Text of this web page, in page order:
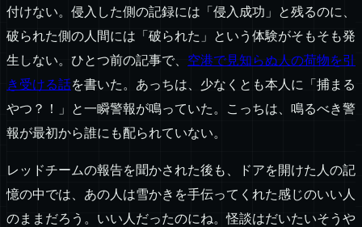
付けない。侵入した側の記録には「侵入成功」と残るのに、
破られた側の人間には「破られた」という体験がそもそも発
生しない。ひとつ前の記事で、 空港で見知らぬ人の荷物を引
き受ける話を書いた。あっちは、少なくとも本人に「捕まる
やつ？！」と一瞬警報が鳴っていた。こっちは、鳴るべき警
報が最初から誰にも配られていない。
レッドチームの報告を聞かされた後も、ドアを開けた人の記
憶の中では、あの人は雪かきを手伝ってくれた感じのいい人
のままだろう。いい人だったのにね。怪談はだいたいそうや